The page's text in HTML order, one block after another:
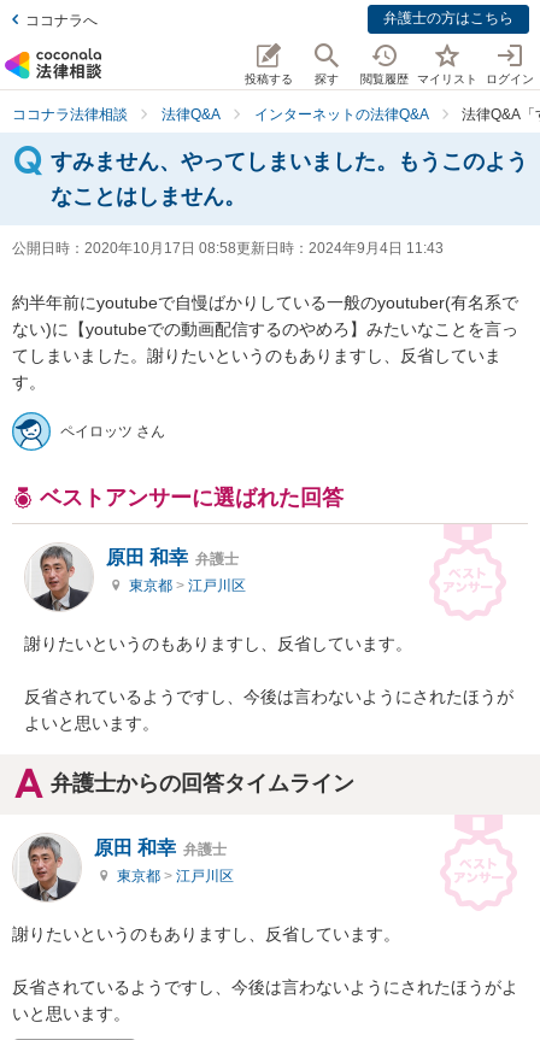
ココナラへ 弁護士の方はこちら
投稿する 探す 閲覧履歴 マイリスト ログイン
ココナラ法律相談 法律Q&A インターネットの法律Q&A 法律Q&A
すみません、やってしまいました。もうこのよう
なことはしません。
公開日時： 2020年10月17日 08:58更新日時： 2024年9月4日 11:43
約半年前にyoutubeで自慢ばかりしている一般のyoutuber(有名系で
ない)に【youtubeでの動画配信するのやめろ】みたいなことを言っ
てしまいました。謝りたいというのもありますし、反省していま
す。
ペイロッツ さん
ベストアンサーに選ばれた回答
原田 和幸 弁護士
東京都 > 江戸川区
謝りたいというのもありますし、反省しています。
反省されているようですし、今後は言わないようにされたほうが
よいと思います。
弁護士からの回答タイムライン
原田 和幸 弁護士
東京都 > 江戸川区
謝りたいというのもありますし、反省しています。
反省されているようですし、今後は言わないようにされたほうがよ
いと思います。